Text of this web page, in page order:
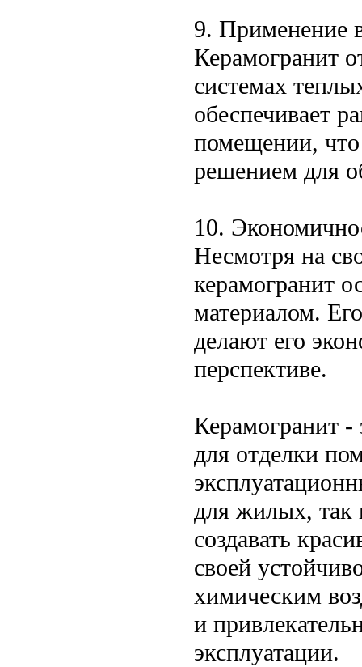
9. Применение
Керамогранит
системах
обеспечивает
помещении,
решением для
10.
Несмотря на
керамогранит
материалом.
делают его
перспективе.
Керамогранит
для отделки
для жилых, так
создавать
своей
химическим
и
эксплуатации.